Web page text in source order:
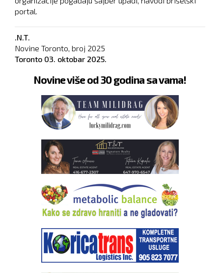
portal.
.N.T.
Novine Toronto, broj 2025
Toronto 03. oktobar 2025.
Novine više od 30 godina sa vama!